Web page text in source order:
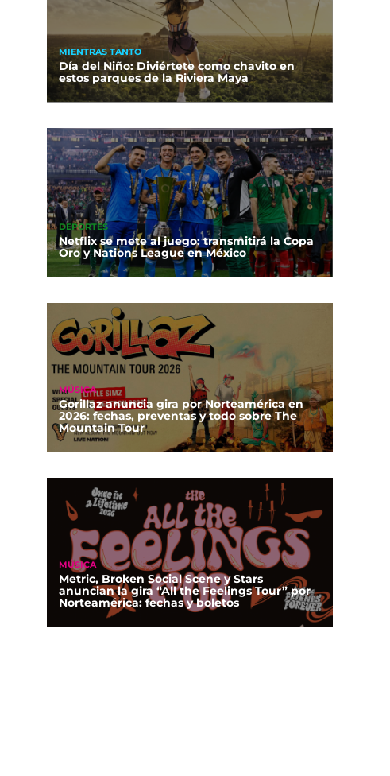
MIENTRAS TANTO
Día del Niño: Diviértete como chavito en
estos parques de la Riviera Maya
DEPORTES
Netflix se mete al juego: transmitirá la Copa
Oro y Nations League en México
MÚSICA
Gorillaz anuncia gira por Norteamérica en
2026: fechas, preventas y todo sobre The
Mountain Tour
MÚSICA
Metric, Broken Social Scene y Stars
anuncian la gira “All the Feelings Tour” por
Norteamérica: fechas y boletos